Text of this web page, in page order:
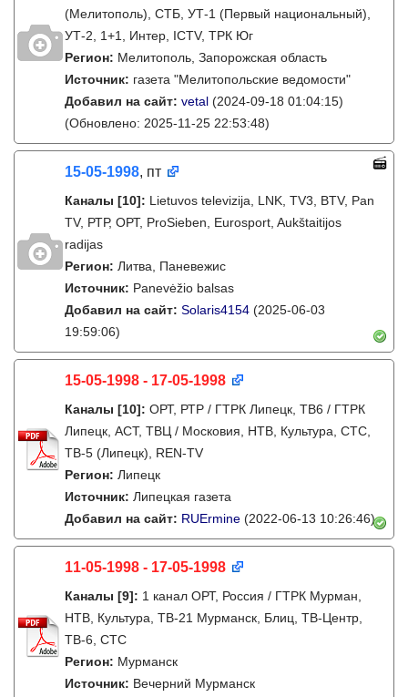
(Мелитополь), СТБ, УТ-1 (Первый национальный),
УТ-2, 1+1, Интер, ICTV, ТРК Юг
Регион: Мелитополь, Запорожская область
Источник: газета "Мелитопольские ведомости"
Добавил на сайт: vetal (2024-09-18 01:04:15)
(Обновлено: 2025-11-25 22:53:48)
15-05-1998, пт
Каналы [10]: Lietuvos televizija, LNK, TV3, BTV, Pan
TV, РТР, ОРТ, ProSieben, Eurosport, Aukštaitijos
radijas
Регион: Литва, Паневежис
Источник: Panevėžio balsas
Добавил на сайт: Solaris4154 (2025-06-03
19:59:06)
15-05-1998 - 17-05-1998
Каналы [10]: ОРТ, РТР / ГТРК Липецк, ТВ6 / ГТРК
Липецк, АСТ, ТВЦ / Московия, НТВ, Культура, СТС,
ТВ-5 (Липецк), REN-TV
Регион: Липецк
Источник: Липецкая газета
Добавил на сайт: RUErmine (2022-06-13 10:26:46)
11-05-1998 - 17-05-1998
Каналы [9]: 1 канал ОРТ, Россия / ГТРК Мурман,
НТВ, Культура, ТВ-21 Мурманск, Блиц, ТВ-Центр,
ТВ-6, СТС
Регион: Мурманск
Источник: Вечерний Мурманск